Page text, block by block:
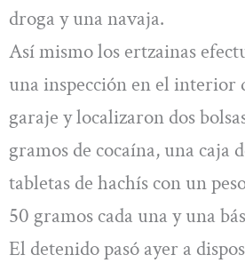
droga y una navaja.
Así mismo los ertzainas
una inspección en el interior
garaje y localizaron dos
gramos de cocaína, una caja
tabletas de hachís con un
50 gramos cada una y una
El detenido pasó ayer a